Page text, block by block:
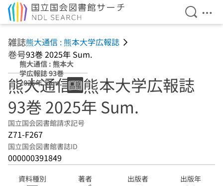
検索を
メ
雑誌熊大通信 : 熊本大学広報誌
巻号93巻 2025年 Sum.
熊大通信 : 熊本大
学広報誌 93巻
2025年 Sum.
熊大通信 : 熊本大学広報誌
93巻 2025年 Sum.
国立国会図書館請求記号
Z71-F267
国立国会図書館書誌ID
000000391849
資料種別 著者 出版者 出版年